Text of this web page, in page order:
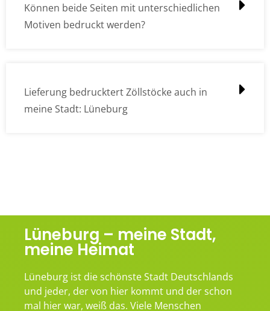
Können beide Seiten mit unterschiedlichen
Motiven bedruckt werden?
Lieferung bedrucktert Zöllstöcke auch in
meine Stadt: Lüneburg
Lüneburg – meine Stadt,
meine Heimat
Lüneburg ist die schönste Stadt Deutschlands
und jeder, der von hier kommt und der schon
mal hier war, weiß das. Viele Menschen